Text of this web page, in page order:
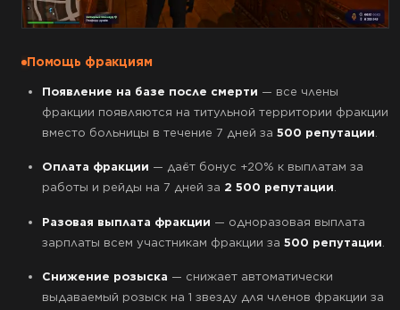
Помощь фракциям
Появление на базе после смерти — все члены
фракции появляются на титульной территории фракции
вместо больницы в течение 7 дней за 500 репутации
Оплата фракции — даёт бонус +20% к выплатам за
работы и рейды на 7 дней за 2 500 репутации.
Разовая выплата фракции — одноразовая выплата
зарплаты всем участникам фракции за 500 репутации
Снижение розыска — снижает автоматически
выдаваемый розыск на 1 звезду для членов фракции за